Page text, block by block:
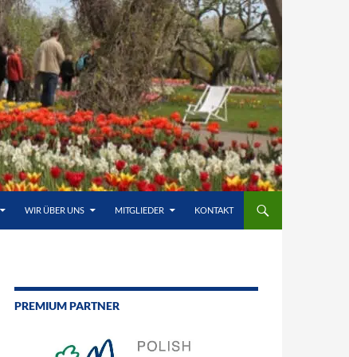
WIR ÜBER UNS MITGLIEDER KONTAKT
PREMIUM PARTNER